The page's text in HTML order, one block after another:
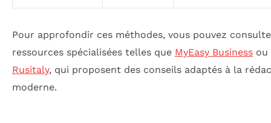
Pour approfondir ces méthodes, vous pouvez
ressources spécialisées telles que MyEasy Business ou
Rusitaly, qui proposent des conseils adaptés à la
moderne.